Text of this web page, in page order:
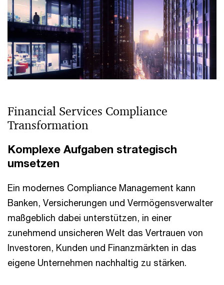
Financial Services Compliance
Transformation
Komplexe Aufgaben strategisch
umsetzen
Ein modernes Compliance Management kann
Banken, Versicherungen und Vermögensverwalter
maßgeblich dabei unterstützen, in einer
zunehmend unsicheren Welt das Vertrauen von
Investoren, Kunden und Finanzmärkten in das
eigene Unternehmen nachhaltig zu stärken.